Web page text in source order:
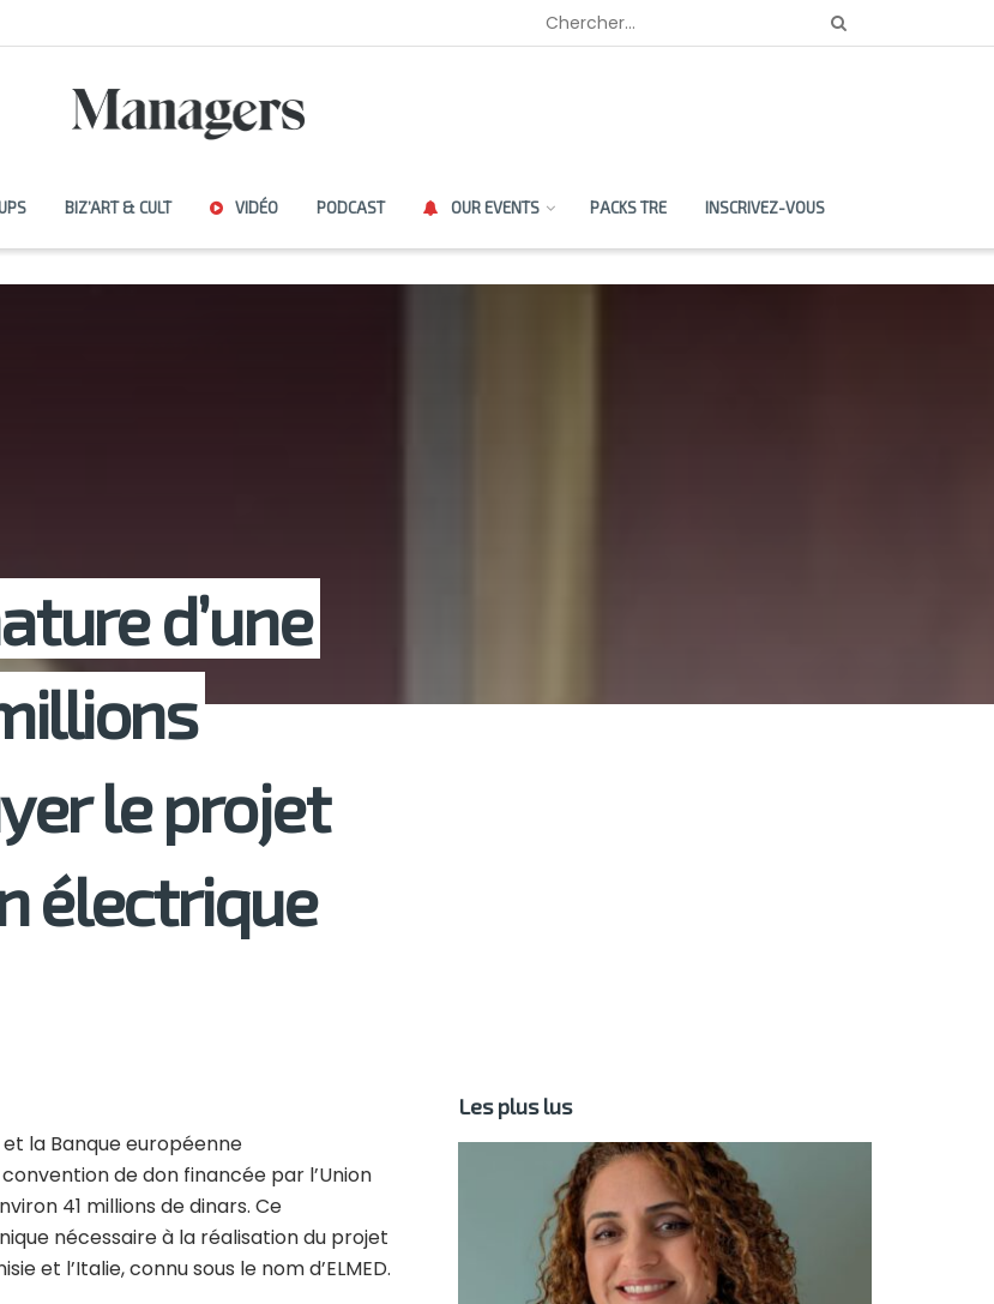
BIZ’ART & CULT VIDÉO PODCAST OUR EVENTS PACKS TRE INSCRIVEZ-VOUS
d’une
le projet
électrique
la Banque européenne
de don financée par l’Union
41 millions de dinars. Ce
nécessaire à la réalisation du projet
et l’Italie, connu sous le nom d’ELMED.
Les plus lus